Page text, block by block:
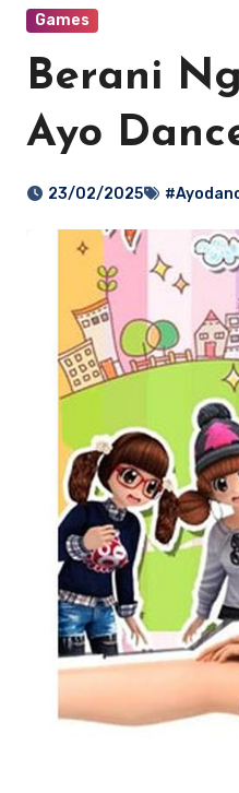
Games
Berani
Ayo
23/02/2025